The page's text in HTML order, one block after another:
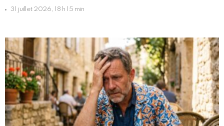
31 juillet 2026, 18 h 15 min